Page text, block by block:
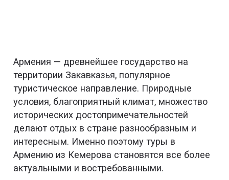
Армения — древнейшее государство на
территории Закавказья, популярное
туристическое направление. Природные
условия, благоприятный климат, множество
исторических достопримечательностей
делают отдых в стране разнообразным и
интересным. Именно поэтому туры в
Армению из Кемерова становятся все более
актуальными и востребованными.